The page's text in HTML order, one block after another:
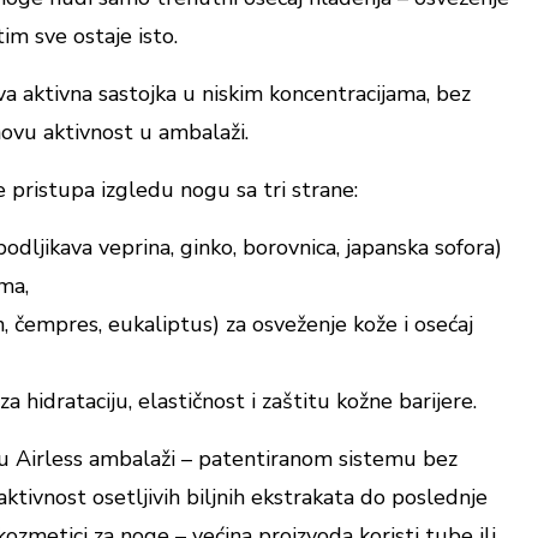
sve ostaje isto.
aktivna sastojka u niskim koncentracijama, bez
aktivnost u ambalaži.
pristupa izgledu nogu sa tri strane:
veprina, ginko, borovnica, japanska sofora)
čempres, eukaliptus) za osveženje kože i osećaj
hidrataciju, elastičnost i zaštitu kožne barijere.
Airless ambalaži – patentiranom sistemu bez
osetljivih biljnih ekstrakata do poslednje